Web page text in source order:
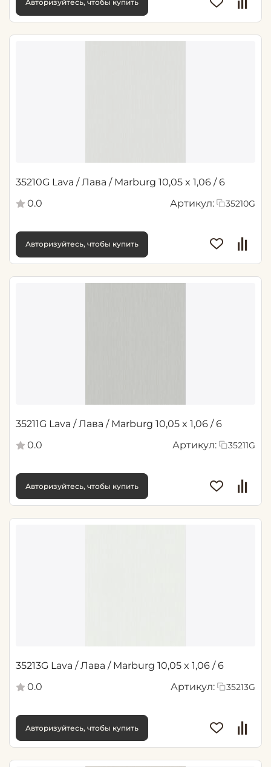
Авторизуйтесь, чтобы купить
35210G Lava / Лава / Marburg 10,05 x 1,06 / 6
0.0
Артикул: 35210G
Авторизуйтесь, чтобы купить
35211G Lava / Лава / Marburg 10,05 x 1,06 / 6
0.0
Артикул: 35211G
Авторизуйтесь, чтобы купить
35213G Lava / Лава / Marburg 10,05 x 1,06 / 6
0.0
Артикул: 35213G
Авторизуйтесь, чтобы купить